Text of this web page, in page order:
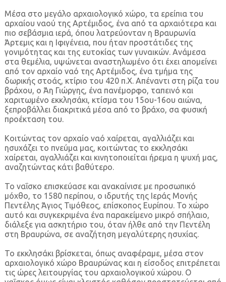
Μέσα στο μεγάλο αρχαιολογικό χώρο, τα ερείπια του
αρχαίου ναού της Αρτέμιδος, ένα από τα αρχαιότερα και
πιο σεβάσμια ιερά, όπου λατρεύονταν η Βραυρωνία
Άρτεμις και η Ιφιγένεια, που ήταν προστάτιδες της
γονιμότητας και της ευτοκίας των γυναικών. Ανάμεσα
στα θεμέλια, υψώνεται αναστηλωμένο ότι έχει απομείνει
από τον αρχαίο ναό της Αρτέμιδος, ένα τμήμα της
δωρικής στοάς, κτίριο του 420 π.Χ. Απέναντι στη ρίζα του
βράχου, ο Άη Γιώργης, ένα πανέμορφο, ταπεινό και
χαριτωμένο εκκλησάκι, κτίσμα του 15ου-16ου αιώνα,
ξεπροβάλλει διακριτικά μέσα από το βράχο, σα φυσική
προέκταση του.
Κοιτώντας τον αρχαίο ναό χαίρεται, αγαλλιάζει και
ησυχάζει το πνεύμα μας, κοιτώντας το εκκλησάκι
χαίρεται, αγαλλιάζει και κινητοποιείται ήρεμα η ψυχή μας,
αναζητώντας κάτι βαθύτερο.
Το ναΐσκο επισκεύασε και ανακαίνισε με προσωπικό
μόχθο, το 1580 περίπου, ο ιδρυτής της Ιεράς Μονής
Πεντέλης Άγιος Τιμόθεος, επίσκοπος Ευρίπου. Το χώρο
αυτό και συγκεκριμένα ένα παρακείμενο μικρό σπήλαιο,
διάλεξε για ασκητήριο του, όταν ήλθε από την Πεντέλη
στη Βραυρώνα, σε αναζήτηση μεγαλύτερης ησυχίας.
Το εκκλησάκι βρίσκεται, όπως αναφέραμε, μέσα στον
αρχαιολογικό χώρο Βραυρώνας και η είσοδος επιτρέπεται
τις ώρες λειτουργίας του αρχαιολογικού χώρου. Ο